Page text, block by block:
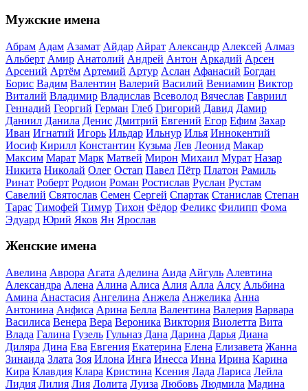
Мужские имена
Абрам Адам Азамат Айдар Айрат Александр Алексей Алмаз
Альберт Амир Анатолий Андрей Антон Аркадий Арсен
Арсений Артём Артемий Артур Аслан Афанасий Богдан
Борис Вадим Валентин Валерий Василий Вениамин Виктор
Виталий Владимир Владислав Всеволод Вячеслав Гавриил
Геннадий Георгий Герман Глеб Григорий Давид Дамир
Даниил Данила Денис Дмитрий Евгений Егор Ефим Захар
Иван Игнатий Игорь Ильдар Ильнур Илья Иннокентий
Иосиф Кирилл Константин Кузьма Лев Леонид Макар
Максим Марат Марк Матвей Мирон Михаил Мурат Назар
Никита Николай Олег Остап Павел Пётр Платон Рамиль
Ринат Роберт Родион Роман Ростислав Руслан Рустам
Савелий Святослав Семен Сергей Спартак Станислав Степан
Тарас Тимофей Тимур Тихон Фёдор Феликс Филипп Фома
Эдуард Юрий Яков Ян Ярослав
Женские имена
Авелина Аврора Агата Аделина Аида Айгуль Алевтина
Александра Алена Алина Алиса Алия Алла Алсу Альбина
Амина Анастасия Ангелина Анжела Анжелика Анна
Антонина Анфиса Арина Белла Валентина Валерия Варвара
Василиса Венера Вера Вероника Виктория Виолетта Вита
Влада Галина Гузель Гульназ Дана Дарина Дарья Диана
Диляра Дина Ева Евгения Екатерина Елена Елизавета Жанна
Зинаида Злата Зоя Илона Инга Инесса Инна Ирина Карина
Кира Клавдия Клара Кристина Ксения Лада Лариса Лейла
Лидия Лилия Лия Лолита Луиза Любовь Людмила Мадина